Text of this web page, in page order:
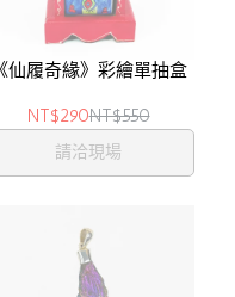
《仙履奇緣》彩繪單抽盒
NT$290NT$550
請洽現場